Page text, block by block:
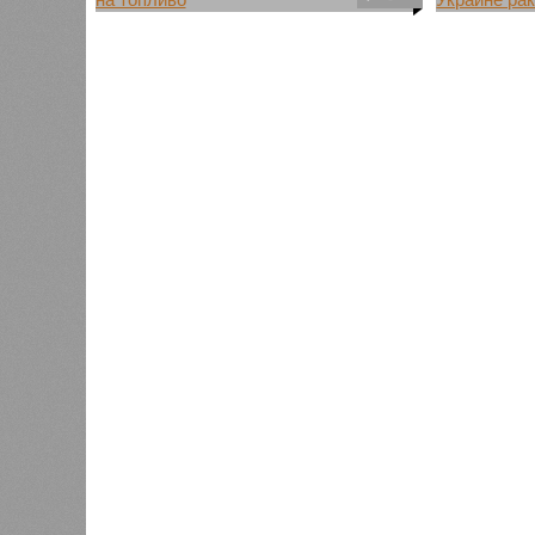
Глава Министерства финансов